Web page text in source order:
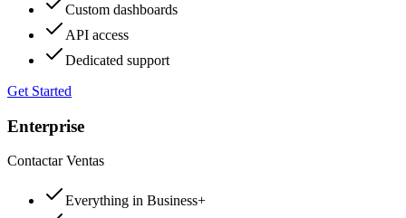
Custom dashboards
API access
Dedicated support
Get Started
Enterprise
Contactar Ventas
Everything in Business+